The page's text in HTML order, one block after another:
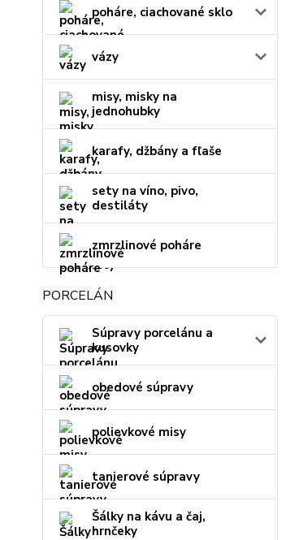
poháre, ciachované sklo
vázy
misy, misky na
jednohubky
karafy, džbány a fľaše
sety na víno, pivo,
destiláty
zmrzlinové poháre
PORCELÁN
Súpravy porcelánu a
kusovky
obedové súpravy
polievkové misy
tanierové súpravy
Šálky na kávu a čaj,
hrnčeky